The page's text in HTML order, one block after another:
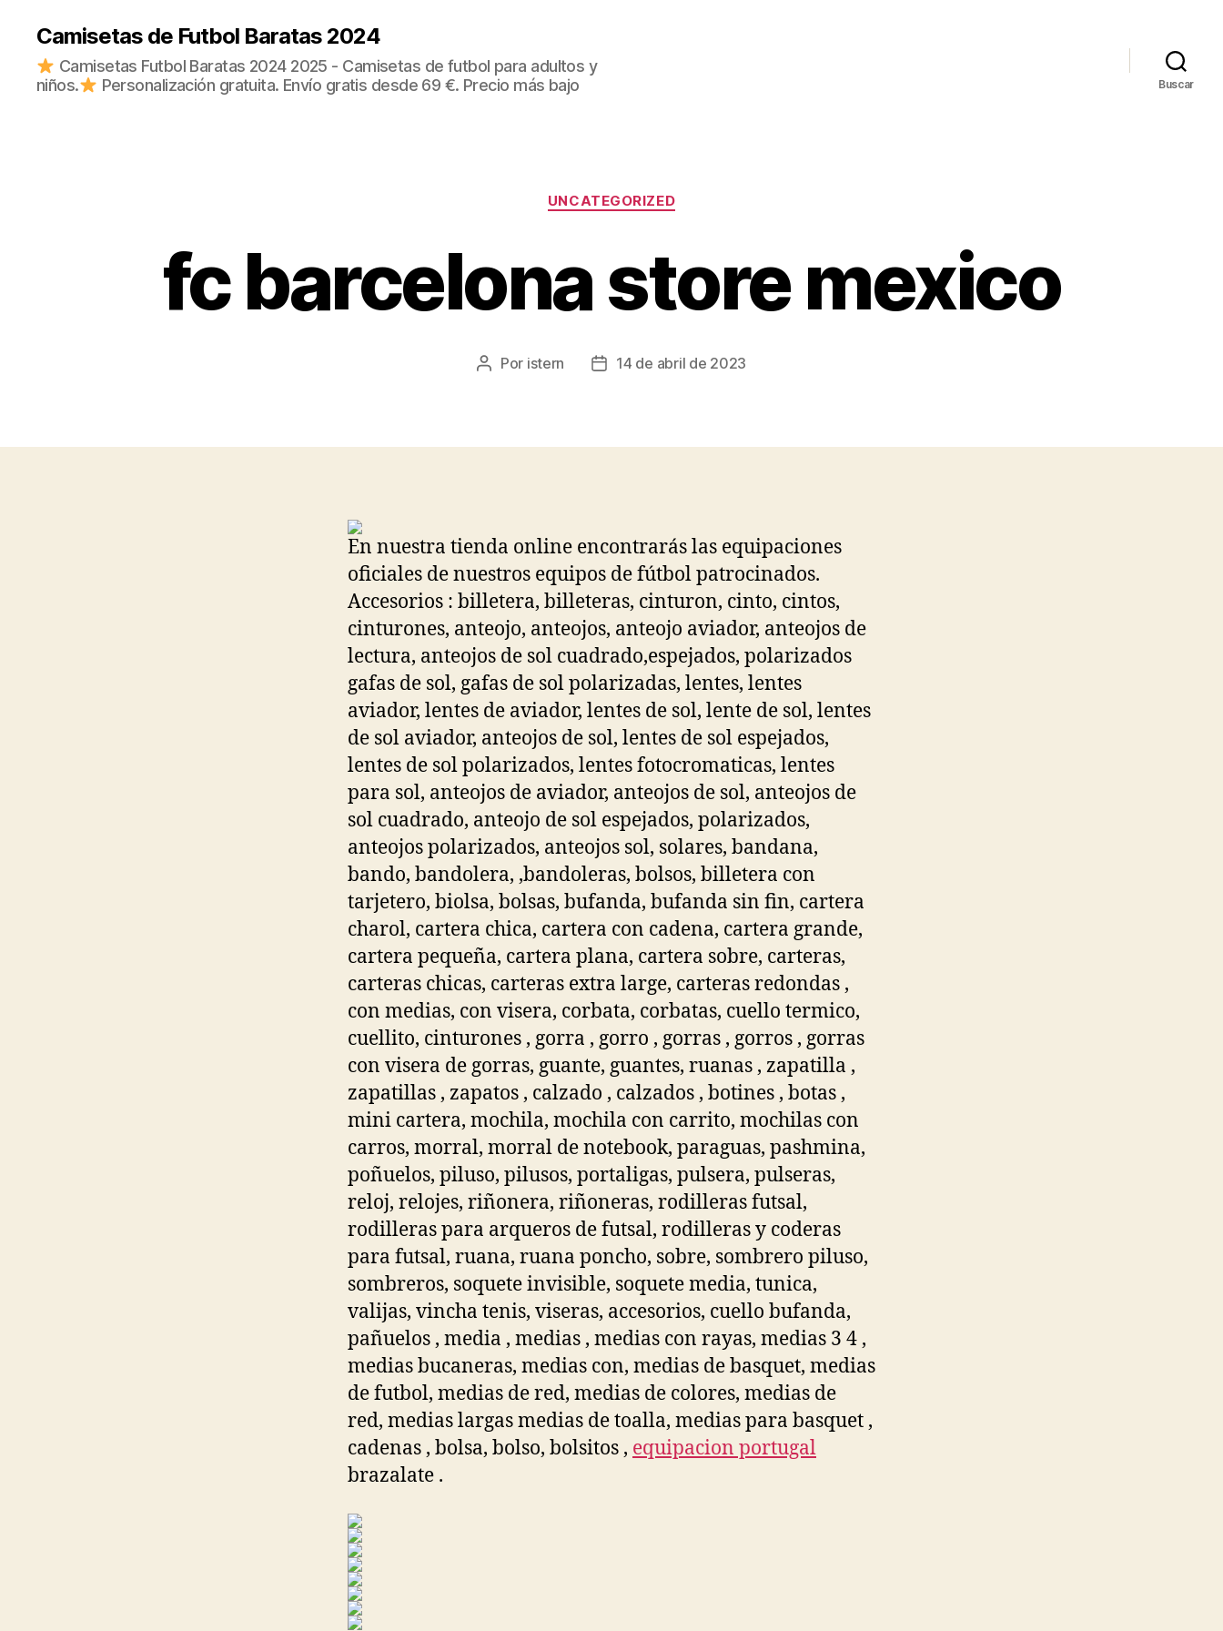
Camisetas de Futbol Baratas 2024
Camisetas Futbol Baratas 2024 2025 - Camisetas de futbol para adultos y
niños.
Personalización gratuita. Envío gratis desde 69 €. Precio más bajo Buscar
Categorías
UNCATEGORIZED
fc barcelona store mexico
Autor
Por istern
Fecha14 de abril de 2023
En nuestra tienda online encontrarás las equipaciones
oficiales de nuestros equipos de fútbol patrocinados.
Accesorios : billetera, billeteras, cinturon, cinto, cintos,
cinturones, anteojo, anteojos, anteojo aviador, anteojos de
lectura, anteojos de sol cuadrado,espejados, polarizados
gafas de sol, gafas de sol polarizadas, lentes, lentes
aviador, lentes de aviador, lentes de sol, lente de sol, lentes
de sol aviador, anteojos de sol, lentes de sol espejados,
lentes de sol polarizados, lentes fotocromaticas, lentes
para sol, anteojos de aviador, anteojos de sol, anteojos de
sol cuadrado, anteojo de sol espejados, polarizados,
anteojos polarizados, anteojos sol, solares, bandana,
bando, bandolera, ,bandoleras, bolsos, billetera con
tarjetero, biolsa, bolsas, bufanda, bufanda sin fin, cartera
charol, cartera chica, cartera con cadena, cartera grande,
cartera pequeña, cartera plana, cartera sobre, carteras,
carteras chicas, carteras extra large, carteras redondas ,
con medias, con visera, corbata, corbatas, cuello termico,
cuellito, cinturones , gorra , gorro , gorras , gorros , gorras
con visera de gorras, guante, guantes, ruanas , zapatilla ,
zapatillas , zapatos , calzado , calzados , botines , botas ,
mini cartera, mochila, mochila con carrito, mochilas con
carros, morral, morral de notebook, paraguas, pashmina,
poñuelos, piluso, pilusos, portaligas, pulsera, pulseras,
reloj, relojes, riñonera, riñoneras, rodilleras futsal,
rodilleras para arqueros de futsal, rodilleras y coderas
para futsal, ruana, ruana poncho, sobre, sombrero piluso,
sombreros, soquete invisible, soquete media, tunica,
valijas, vincha tenis, viseras, accesorios, cuello bufanda,
pañuelos , media , medias , medias con rayas, medias 3 4 ,
medias bucaneras, medias con, medias de basquet, medias
de futbol, medias de red, medias de colores, medias de
red, medias largas medias de toalla, medias para basquet ,
cadenas , bolsa, bolso, bolsitos , equipacion portugal
brazalate .